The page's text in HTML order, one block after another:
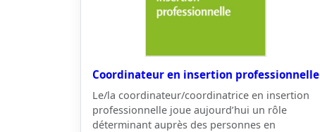
Coordinateur en insertion professionnelle
Le/la coordinateur/coordinatrice en insertion
professionnelle joue aujourd’hui un rôle
déterminant auprès des personnes en